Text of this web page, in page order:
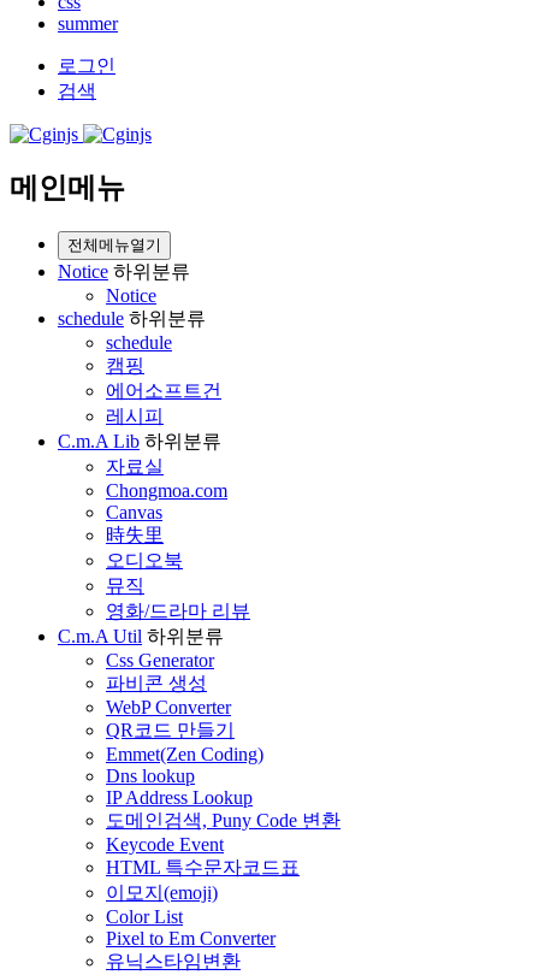
summer
로그인
검색
메인메뉴
전체메뉴열기
Notice 하위분류
Notice
schedule 하위분류
schedule
캠핑
에어소프트건
레시피
C.m.A Lib 하위분류
자료실
Chongmoa.com
Canvas
時失里
오디오북
뮤직
영화/드라마 리뷰
C.m.A Util 하위분류
Css Generator
파비콘 생성
WebP Converter
QR코드 만들기
Emmet(Zen Coding)
Dns lookup
IP Address Lookup
도메인검색, Puny Code 변환
Keycode Event
HTML 특수문자코드표
이모지(emoji)
Color List
Pixel to Em Converter
유닉스타임변환